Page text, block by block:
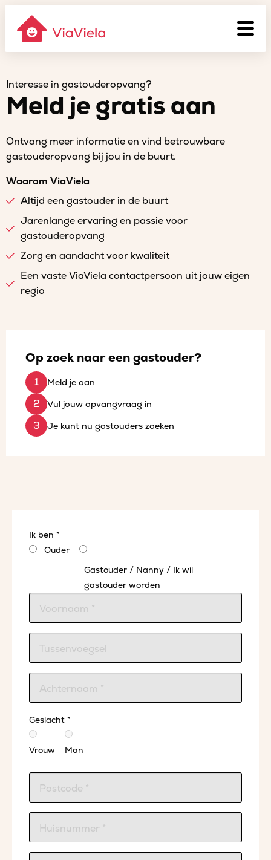
Interesse in gastouderopvang?
Meld je gratis aan
Ontvang meer informatie en vind betrouwbare
gastouderopvang bij jou in de buurt.
Waarom ViaViela
Altijd een gastouder in de buurt
Jarenlange ervaring en passie voor
gastouderopvang
Zorg en aandacht voor kwaliteit
Een vaste ViaViela contactpersoon uit jouw eigen
regio
Op zoek naar een gastouder?
Meld je aan
Vul jouw opvangvraag in
Je kunt nu gastouders zoeken
Ik ben *
Ouder
Gastouder / Nanny / Ik wil
gastouder worden
Geslacht *
Vrouw Man